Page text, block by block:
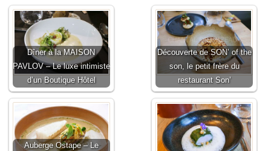
Dîner à la MAISON
PAVLOV – Le luxe intimiste
d’un Boutique Hôtel
Découverte de SON’ of the
son, le petit frère du
restaurant Son’
Auberge Ostape – Le